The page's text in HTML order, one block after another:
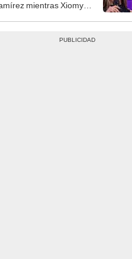
mientras Xiomy